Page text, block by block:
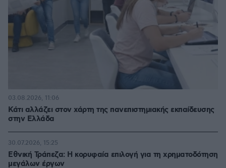
Κάτι αλλάζει στον χάρτη της πανεπιστημιακής εκπαίδευσης
στην Ελλάδα
03.08.2026, 11:06
Εθνική Τράπεζα: Η κορυφαία επιλογή για τη χρηματοδότηση
μεγάλων έργων
30.07.2026, 15:25